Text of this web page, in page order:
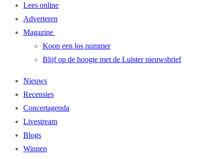
Lees online
Adverteren
Magazine
Koop een los nummer
Blijf op de hoogte met de Luister nieuwsbrief
Nieuws
Recensies
Concertagenda
Livestream
Blogs
Winnen